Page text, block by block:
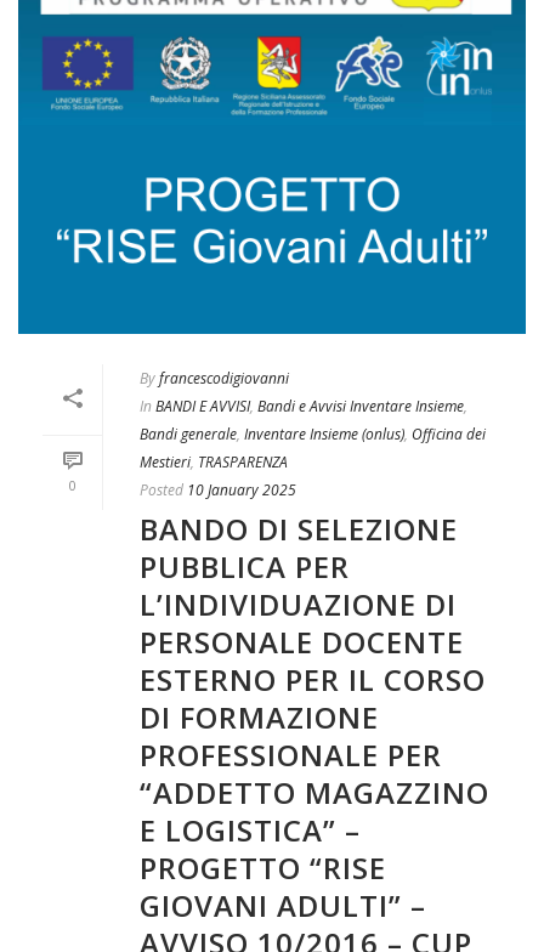
0
Byfrancescodigiovanni
In BANDI E AVVISI, Bandi e Avvisi Inventare Insieme,
Bandi generale, Inventare Insieme (onlus), Officina dei
Mestieri, TRASPARENZA
Posted 10 January 2025
BANDO DI SELEZIONE
PUBBLICA PER
L’INDIVIDUAZIONE DI
PERSONALE DOCENTE
ESTERNO PER IL CORSO
DI FORMAZIONE
PROFESSIONALE PER
“ADDETTO MAGAZZINO
E LOGISTICA” –
PROGETTO “RISE
GIOVANI ADULTI” –
AVVISO 10/2016 – CUP